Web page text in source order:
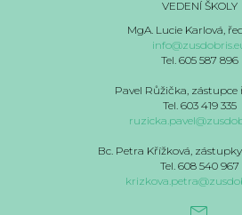
VEDENÍ ŠKOLY
MgA. Lucie Karlová,
Tel. 605 587 896
Pavel Růžička, zástupce
Tel. 603 419 335
Bc. Petra Křížková,
Tel. 608 540 967